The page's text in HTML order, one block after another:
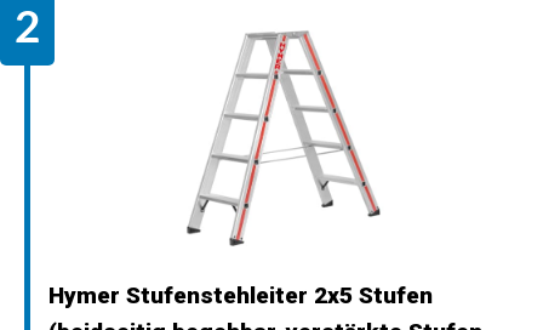
Hymer Stufenstehleiter 2x5 Stufen